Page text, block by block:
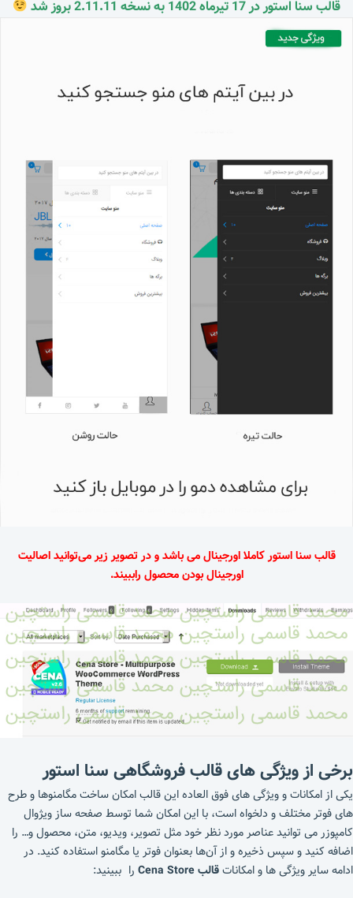
قالب سنا استور در 17 تیرماه 1402 به نسخه 2.11.11 بروز شد
قالب سنا استور کاملا اورجینال می باشد و در تصویر زیر می‌توانید اصالیت
اورجینال بودن محصول راببیند.
برخی از ویژگی های قالب فروشگاهی سنا استور
یکی از امکانات و ویژگی های فوق العاده این قالب امکان ساخت مگامنوها و طرح
های فوتر مختلف و دلخواه است، با این امکان شما توسط صفحه ساز ویژوال
کامپوزر می توانید عناصر مورد نظر خود مثل تصویر، ویدیو، متن، محصول و… را
اضافه کنید و سپس ذخیره و از آن‌ها بعنوان فوتر یا مگامنو استفاده کنید. در
ادامه سایر ویژگی ها و امکاناتقالب Cena Store را ببینید: